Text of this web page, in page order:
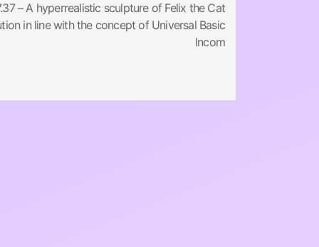
– A hyperrealistic sculpture of Felix the Cat
in line with the concept of Universal Basic
Incom